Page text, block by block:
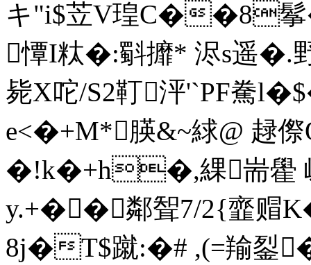
キ"i$苙V瑝C��8鬇�-
憛I粏�:斣攠* 浕s遥�.
毙X咜/S2靪泙'` PF駦
e<�+M*朠&~絿@ 趢
�!k�+h�,綶耑雤
y.+��鄰聟7 /2{韲赗
8j�T$蹴:�# ,(=羭銐